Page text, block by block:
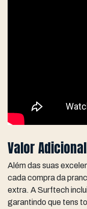
Valor
Além das suas
cada compra da
extra. A Surftech
garantindo que tens